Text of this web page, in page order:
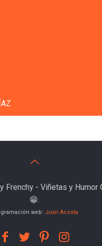
- Viñetas y Humor
😁.
web: Juan Acosta